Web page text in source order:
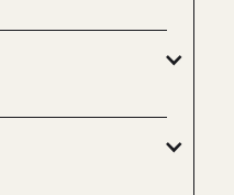
à vos
écoute pour vous
socle, car elle
notre envie de